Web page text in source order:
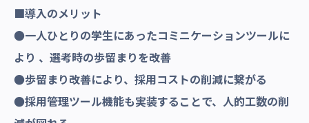
■導入のメリット
●一人ひとりの学生にあったコミニケーションツールに
より 、選考時の歩留まりを改善
●歩留まり改善により、採用コストの削減に繋がる
●採用管理ツール機能も実装することで、人的工数の削